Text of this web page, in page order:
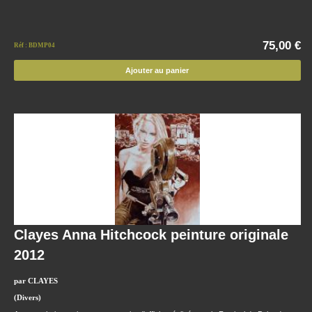
Réf : BDMP04 75,00 €
Ajouter au panier
Clayes Anna Hitchcock peinture originale
2012
par CLAYES
(Divers)